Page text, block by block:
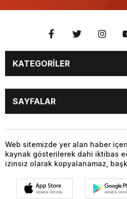
KATEGORİLER
GÜNDEM
DÜNYA
EKONOMİ
SAYFALAR
DÜNYA
EKONOMİ
Web sitemizde yer alan haber
kaynak gösterilerek dahi iktibas
izinsiz olarak kopyalanamaz,